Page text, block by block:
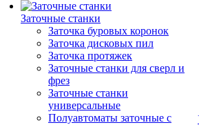
Заточные станки
Заточка буровых коронок
Заточка дисковых пил
Заточка протяжек
Заточные станки для сверл и
фрез
Заточные станки
универсальные
Полуавтоматы заточные с